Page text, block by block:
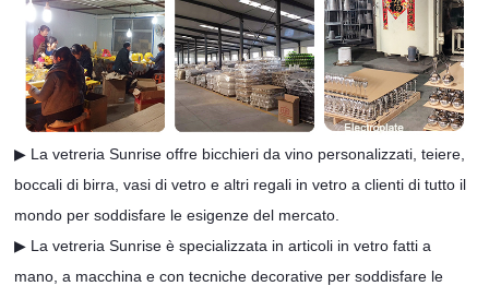
▶ La vetreria Sunrise offre bicchieri da vino personalizzati, teiere,
boccali di birra, vasi di vetro e altri regali in vetro a clienti di tutto il
mondo per soddisfare le esigenze del mercato.
▶ La vetreria Sunrise è specializzata in articoli in vetro fatti a
mano, a macchina e con tecniche decorative per soddisfare le